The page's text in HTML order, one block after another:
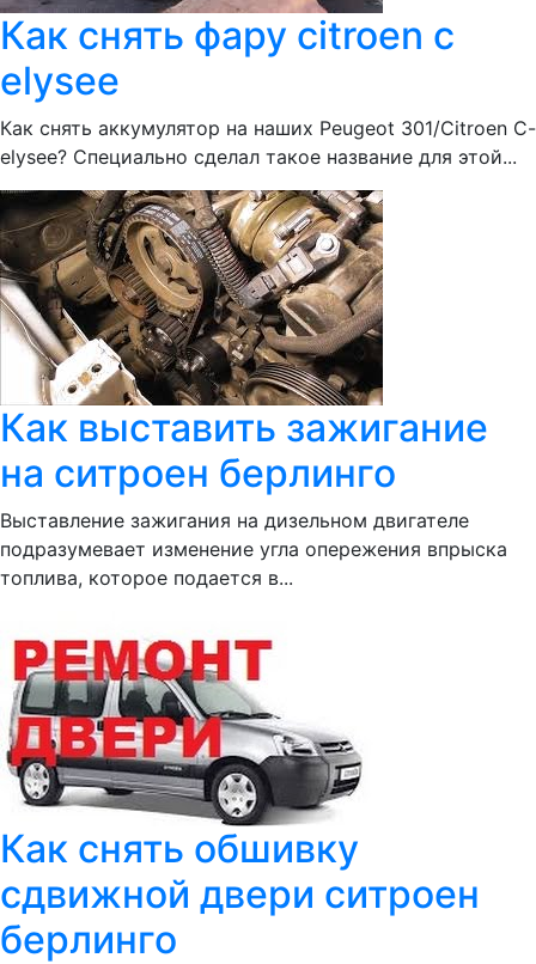
Как снять фару citroen c
elysee
Как снять аккумулятор на наших Peugeot 301/Citroen C-
elysee? Специально сделал такое название для этой...
Как выставить зажигание
на ситроен берлинго
Выставление зажигания на дизельном двигателе
подразумевает изменение угла опережения впрыска
топлива, которое подается в...
Как снять обшивку
сдвижной двери ситроен
берлинго